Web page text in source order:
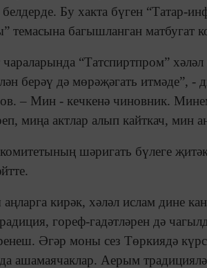
белдерде. Бу хакта бүген
темасына багышланган матбугат
“Татспиртпром”
берәү дә мөрәҗәгать итмәде”,
– Мин - кечкенә чиновник.
миңа актлар алып кайткач, мин
шәригать бүлеге
кирәк, хәләл ислам дине
гореф-гадәтләрен дә
Әгәр моны сез Төркиядә
ашамаячаклар. Аерым